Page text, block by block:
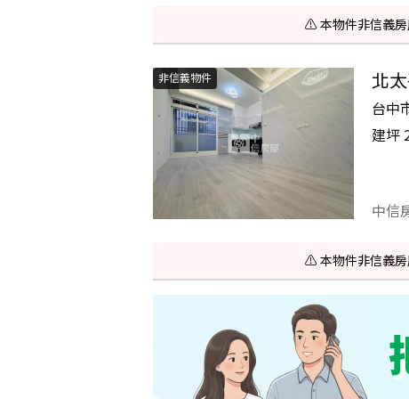
⚠️ 本物件非信義房
非信義物件 北
台中
建坪
中信
⚠️ 本物件非信義房